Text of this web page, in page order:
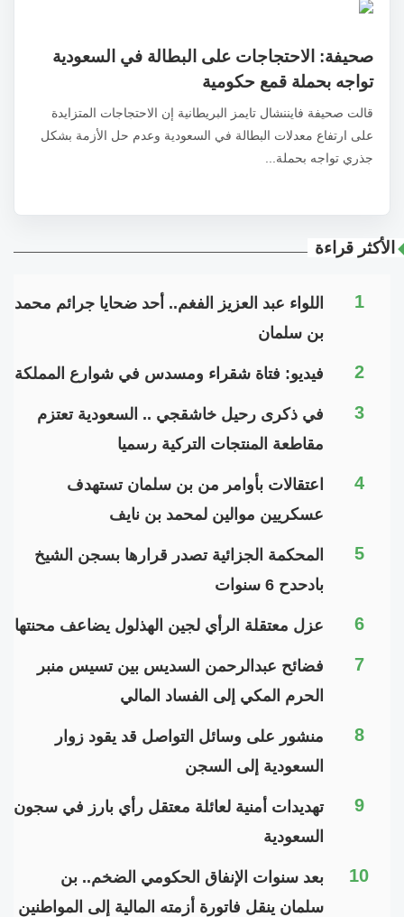
صحيفة: الاحتجاجات على البطالة في السعودية
تواجه بحملة قمع حكومية
قالت صحيفة فايننشال تايمز البريطانية إن الاحتجاجات المتزايدة
على ارتفاع معدلات البطالة في السعودية وعدم حل الأزمة بشكل
جذري تواجه بحملة...
الأكثر قراءة
1
اللواء عبد العزيز الفغم.. أحد ضحايا جرائم محمد
بن سلمان
2 فيديو: فتاة شقراء ومسدس في شوارع المملكة
3
في ذكرى رحيل خاشقجي .. السعودية تعتزم
مقاطعة المنتجات التركية رسميا
4
اعتقالات بأوامر من بن سلمان تستهدف
عسكريين موالين لمحمد بن نايف
5
المحكمة الجزائية تصدر قرارها بسجن الشيخ
بادحدح 6 سنوات
6 عزل معتقلة الرأي لجين الهذلول يضاعف محنتها
7
فضائح عبدالرحمن السديس بين تسيس منبر
الحرم المكي إلى الفساد المالي
8
منشور على وسائل التواصل قد يقود زوار
السعودية إلى السجن
9
تهديدات أمنية لعائلة معتقل رأي بارز في سجون
السعودية
10
بعد سنوات الإنفاق الحكومي الضخم.. بن
سلمان ينقل فاتورة أزمته المالية إلى المواطنين